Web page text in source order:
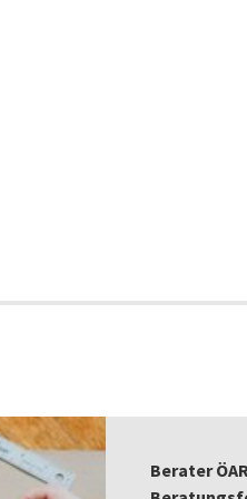
Berater